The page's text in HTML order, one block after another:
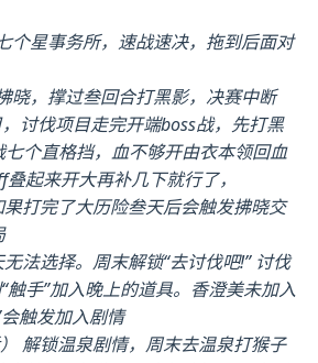
个星事务所，速战速决，拖到后面对
晓，撑过叁回合打黑影，决赛中断
讨伐项目走完开端boss战，先打黑
个直格挡，血不够开由衣本领回血
起来开大再补几下就行了，
打完了大历险叁天后会触发拂晓交
法选择。周末解锁“去讨伐吧!” 讨伐
触手”加入晚上的道具。香澄美未加入
触发加入剧情
解锁温泉剧情，周末去温泉打猴子